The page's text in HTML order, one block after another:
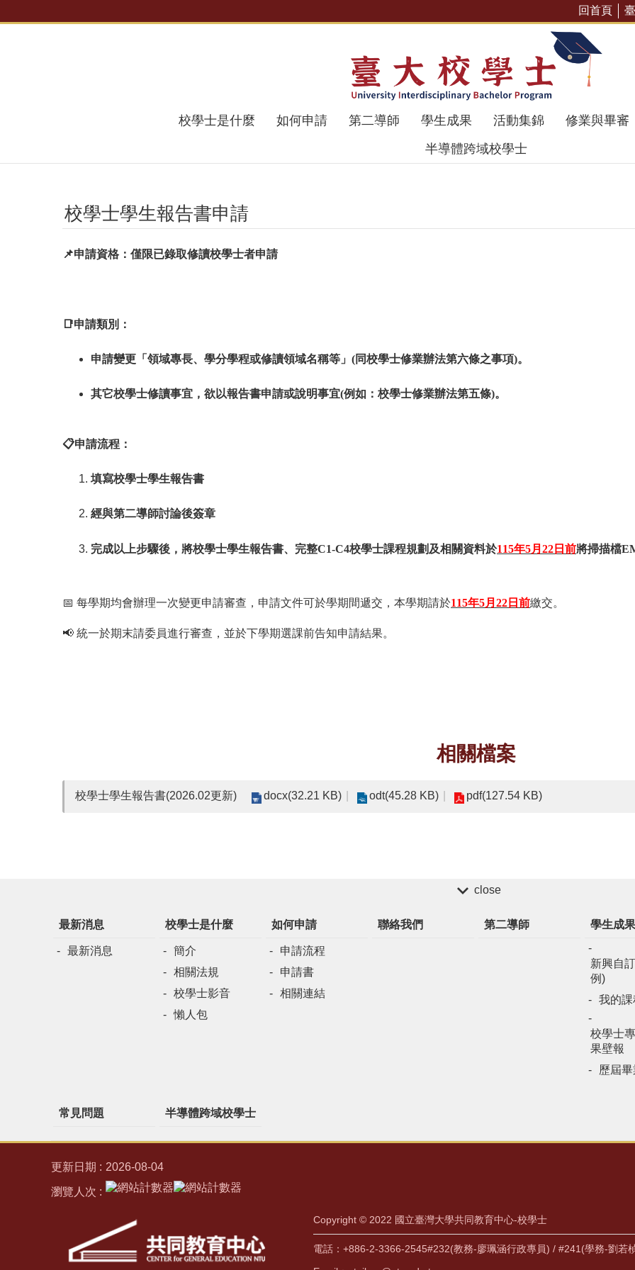
回首頁
校學士是什麼 如何申請 第二導師 學生成果 活動集錦 修業與畢審
半導體跨域校學士
校學士學生報告書申請
📌申請資格：僅限已錄取修讀校學士者申請
📑申請類別：
申請變更「領域專長、學分學程或修讀領域名稱等」(同校學士修業辦法第六條之事項)。
其它校學士修讀事宜，欲以報告書申請或說明事宜(例如：校學士修業辦法第五條)。
📋申請流程：
填寫校學士學生報告書
經與第二導師討論後簽章
完成以上步驟後，將校學士學生報告書、完整C1-C4校學士課程規劃及相關資料於115年5月22日前將掃描檔
📅 每學期均會辦理一次變更申請審查，申請文件可於學期間遞交，本學期請於115年5月22日前繳交。
📢 統一於期末請委員進行審查，並於下學期選課前告知申請結果。
相關檔案
校學士學生報告書(2026.02更新) docx(32.21 KB) odt(45.28 KB) pdf(127.54 KB)
close
最新消息
最新消息
校學士是什麼
簡介
相關法規
校學士影音
懶人包
如何申請
申請流程
申請書
相關連結
聯絡我們 第二導師 學生成果
新興自
例)
我的課
校學士
果壁報
歷屆畢
常見問題 半導體跨域校學士
更新日期 2026-08-04
瀏覽人次
Copyright © 2022 國立臺灣大學共同教育中心-校學士
電話：+886-2-3366-2545#232(教務-廖珮涵行政專員) / #241(學務-劉若